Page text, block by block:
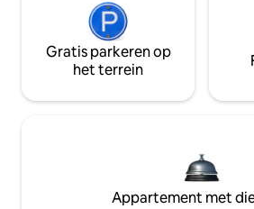
Gratis parkeren op
het terrein
Appartement met